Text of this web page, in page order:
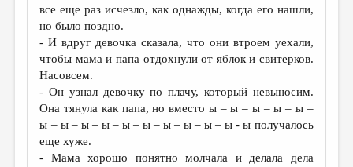
все еще раз исчезло, как однажды, когда его нашли,
но было поздно.
- И вдруг девочка сказала, что они втроем уехали,
чтобы мама и папа отдохнули от яблок и свитерков.
Насовсем.
- Он узнал девочку по плачу, который невыносим.
Она тянула как папа, но вместо ы – ы – ы – ы – ы –
ы – ы – ы – ы – ы – ы – ы – ы – ы – ы - ы получалось
еще хуже.
- Мама хорошо понятно молчала и делала дела